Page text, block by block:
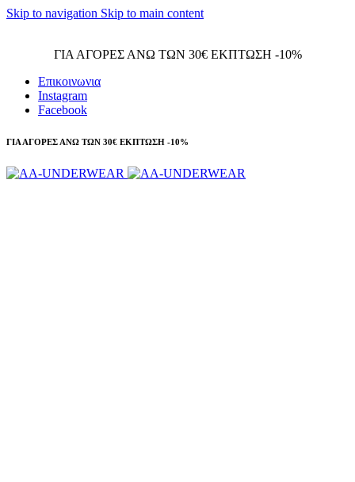
Skip to navigation Skip to main content
ΓΙΑ ΑΓΟΡΕΣ ΑΝΩ ΤΩΝ 30€ ΕΚΠΤΩΣΗ -10%
Επικοινωνια
Instagram
Facebook
ΓΙΑ ΑΓΟΡΕΣ ΑΝΩ ΤΩΝ 30€ ΕΚΠΤΩΣΗ -10%